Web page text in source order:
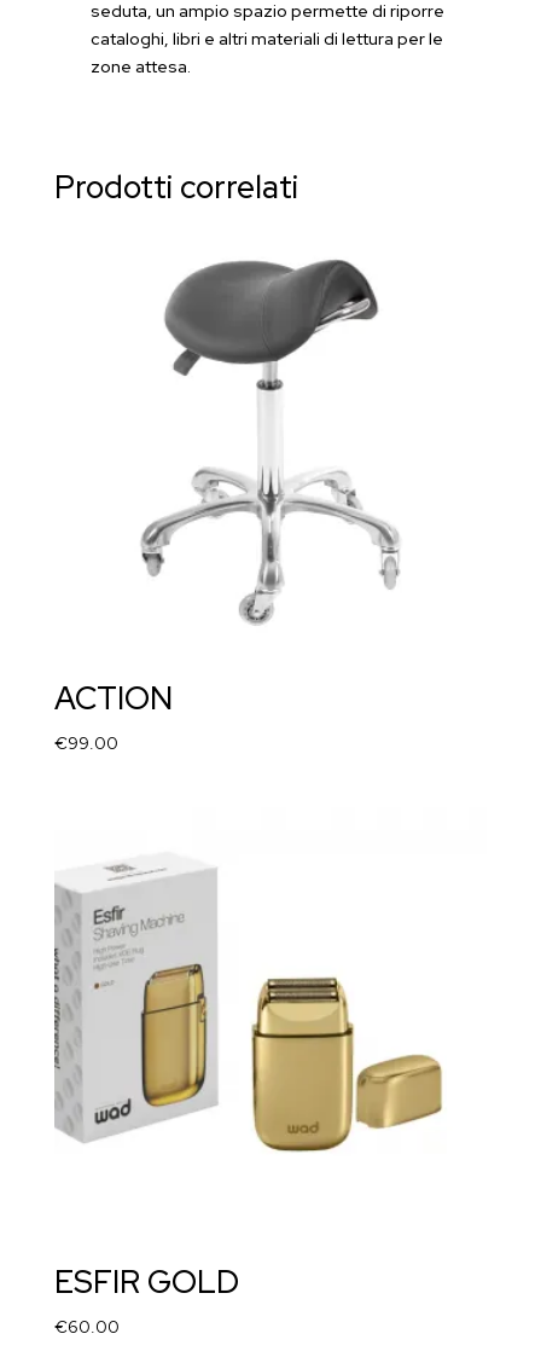
seduta, un ampio spazio permette di riporre
cataloghi, libri e altri materiali di lettura per le
zone attesa.
Prodotti correlati
ACTION
€99.00
ESFIR GOLD
€60.00